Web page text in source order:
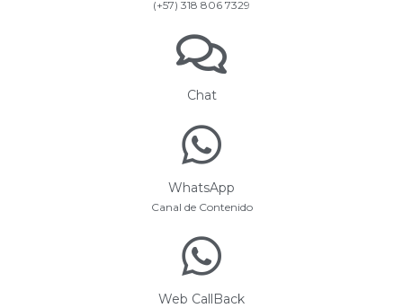
(+57) 318 806 7329
Chat
WhatsApp
Canal de Contenido
Web CallBack